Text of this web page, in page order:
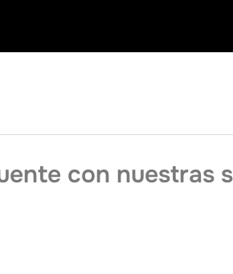
con nuestras